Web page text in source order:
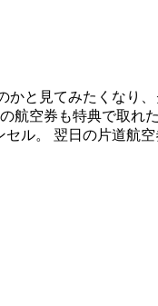
と見てみたくなり
航空券も特典で取
ル。 翌日の片道航